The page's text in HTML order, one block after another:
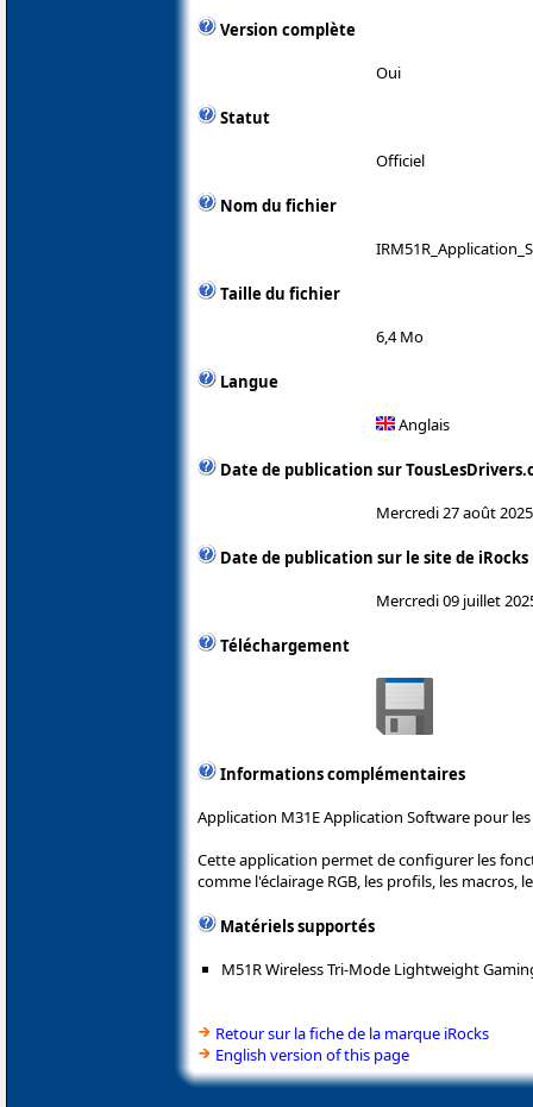
Version complète
Oui
Statut
Officiel
Nom du fichier
Taille du fichier
6,4 Mo
Langue
Anglais
Date de publication sur
Mercredi 27 août 2025
Date de publication sur le site de iRocks
Mercredi 09 juillet
Téléchargement
Informations complémentaires
Application M31E Application Software pour les
Cette application permet de configurer les
comme l'éclairage RGB, les profils, les macros,
Matériels supportés
M51R Wireless Tri-Mode Lightweight
Retour sur la fiche de la marque iRocks
English version of this page